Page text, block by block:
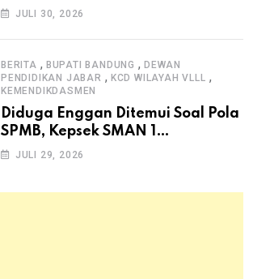
Dana Desa untuk Ketahanan
JULI 30, 2026
BERITA , BUPATI BANDUNG ,DEWAN
PENDIDIKAN JABAR , KCD WILAYAH VLLL ,
KEMENDIKDASMEN
Diduga Enggan Ditemui Soal Pola
SPMB, Kepsek SMAN 1
Dayeuhkolot Dikeluhkan Orang
JULI 29, 2026